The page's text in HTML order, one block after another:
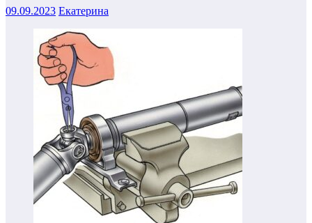
09.09.2023 Екатерина